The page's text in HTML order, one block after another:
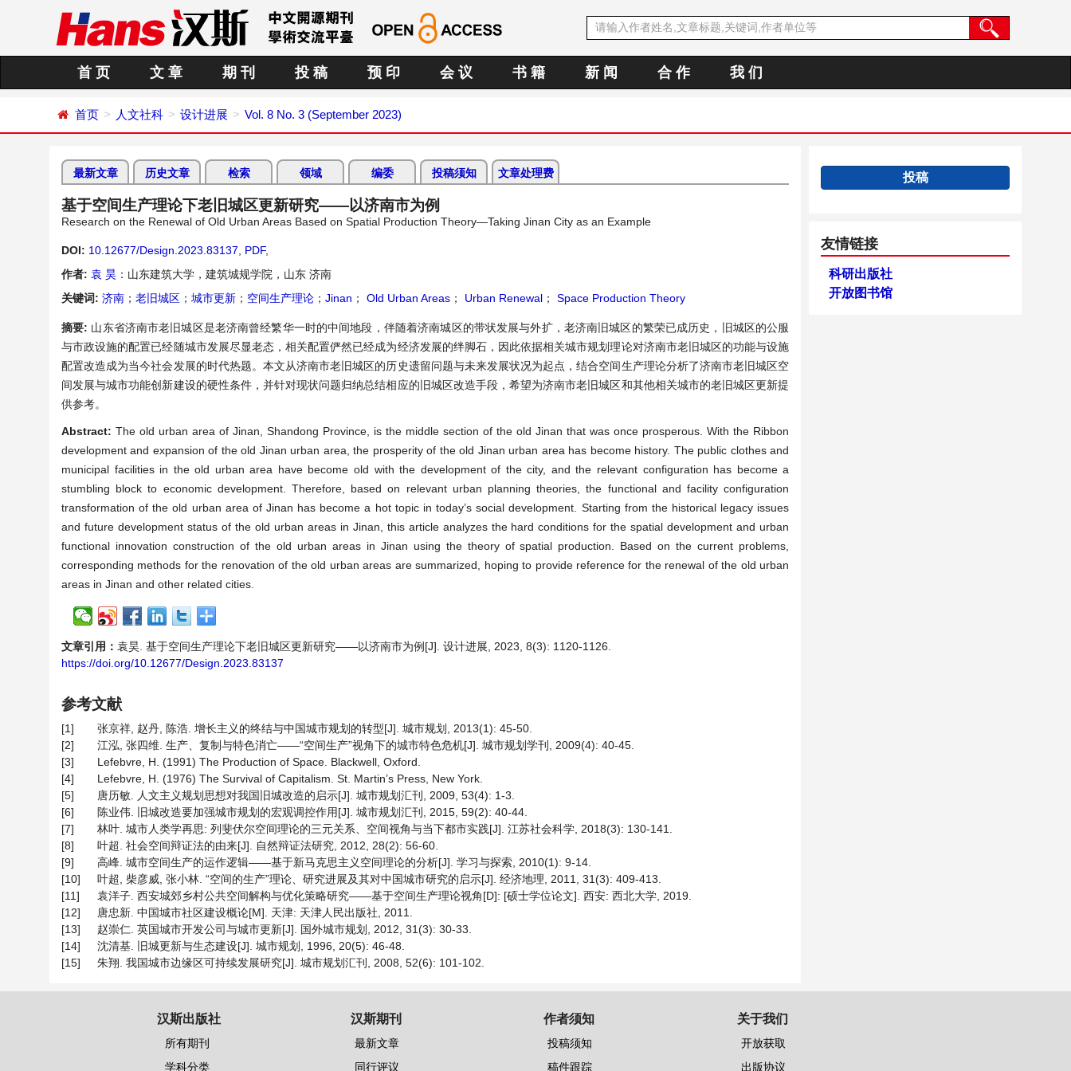
首 页 文 章 期 刊 投 稿 预 印 会 议 书 籍 新 闻 合 作 我 们
首页 人文社科 设计进展 Vol. 8 No. 3 (September 2023)
最新文章 历史文章 检索 领域 编委 投稿须知 文章处理费
基于空间生产理论下老旧城区更新研究——以济南市为例
Research on the Renewal of Old Urban Areas Based on Spatial Production Theory—Taking Jinan City as an Example
DOI: 10.12677/Design.2023.83137 PDF,
作者: 袁 昊 ：山东建筑大学，建筑城规学院，山东 济南
关键词: 济南 ； 老旧城区 ； 城市更新 ； 空间生产理论 ； Jinan ； Old Urban Areas ； Urban Renewal ； Space Production Theory
摘要: 山东省济南市老旧城区是老济南曾经繁华一时的中间地段，伴随着济南城区的带状发展与外扩，老济南旧城区的繁荣已成历史，旧城区的公服
与市政设施的配置已经随城市发展尽显老态，相关配置俨然已经成为经济发展的绊脚石，因此依据相关城市规划理论对济南市老旧城区的功能与设施
配置改造成为当今社会发展的时代热题。本文从济南市老旧城区的历史遗留问题与未来发展状况为起点，结合空间生产理论分析了济南市老旧城区空
间发展与城市功能创新建设的硬性条件，并针对现状问题归纳总结相应的旧城区改造手段，希望为济南市老旧城区和其他相关城市的老旧城区更新提
供参考。
Abstract:The old urban area of Jinan, Shandong Province, is the middle section of the old Jinan that was once prosperous. With the Ribbon
development and expansion of the old Jinan urban area, the prosperity of the old Jinan urban area has become history. The public clothes and
municipal facilities in the old urban area have become old with the development of the city, and the relevant configuration has become a
stumbling block to economic development. Therefore, based on relevant urban planning theories, the functional and facility configuration
transformation of the old urban area of Jinan has become a hot topic in today’s social development. Starting from the historical legacy issues
and future development status of the old urban areas in Jinan, this article analyzes the hard conditions for the spatial development and urban
functional innovation construction of the old urban areas in Jinan using the theory of spatial production. Based on the current problems,
corresponding methods for the renovation of the old urban areas are summarized, hoping to provide reference for the renewal of the old urban
areas in Jinan and other related cities.
文章引用： 袁昊. 基于空间生产理论下老旧城区更新研究——以济南市为例[J]. 设计进展, 2023, 8(3): 1120-1126.
https://doi.org/10.12677/Design.2023.83137
参考文献
[1]
张京祥, 赵丹, 陈浩. 增长主义的终结与中国城市规划的转型[J]. 城市规划, 2013(1): 45-50.
[2]
江泓, 张四维. 生产、复制与特色消亡——“空间生产”视角下的城市特色危机[J]. 城市规划学刊, 2009(4): 40-45.
[3]
Lefebvre, H. (1991) The Production of Space. Blackwell, Oxford.
[4]
Lefebvre, H. (1976) The Survival of Capitalism. St. Martin’s Press, New York.
[5]
唐历敏. 人文主义规划思想对我国旧城改造的启示[J]. 城市规划汇刊, 2009, 53(4): 1-3.
[6]
陈业伟. 旧城改造要加强城市规划的宏观调控作用[J]. 城市规划汇刊, 2015, 59(2): 40-44.
[7]
林叶. 城市人类学再思: 列斐伏尔空间理论的三元关系、空间视角与当下都市实践[J]. 江苏社会科学, 2018(3): 130-141.
[8]
叶超. 社会空间辩证法的由来[J]. 自然辩证法研究, 2012, 28(2): 56-60.
[9]
高峰. 城市空间生产的运作逻辑——基于新马克思主义空间理论的分析[J]. 学习与探索, 2010(1): 9-14.
[10]
叶超, 柴彦威, 张小林. “空间的生产”理论、研究进展及其对中国城市研究的启示[J]. 经济地理, 2011, 31(3): 409-413.
[11]
袁洋子. 西安城郊乡村公共空间解构与优化策略研究——基于空间生产理论视角[D]: [硕士学位论文]. 西安: 西北大学, 2019.
[12]
唐忠新. 中国城市社区建设概论[M]. 天津: 天津人民出版社, 2011.
[13]
赵崇仁. 英国城市开发公司与城市更新[J]. 国外城市规划, 2012, 31(3): 30-33.
[14]
沈清基. 旧城更新与生态建设[J]. 城市规划, 1996, 20(5): 46-48.
[15]
朱翔. 我国城市边缘区可持续发展研究[J]. 城市规划汇刊, 2008, 52(6): 101-102.
投稿
友情链接
科研出版社
开放图书馆
汉斯出版社
所有期刊
学科分类
汉斯期刊
最新文章
同行评议
作者须知
投稿须知
稿件跟踪
关于我们
开放获取
出版协议